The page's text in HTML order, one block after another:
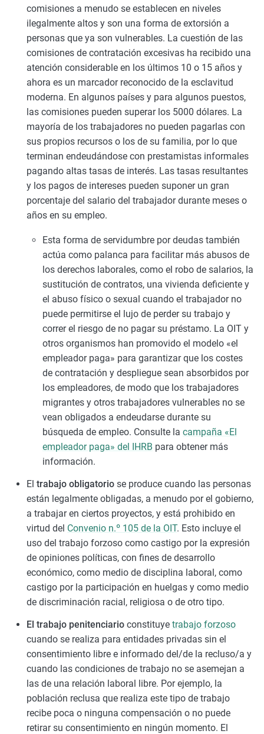
comisiones a menudo se establecen en niveles
ilegalmente altos y son una forma de extorsión a
personas que ya son vulnerables. La cuestión de las
comisiones de contratación excesivas ha recibido una
atención considerable en los últimos 10 o 15 años y
ahora es un marcador reconocido de la esclavitud
moderna. En algunos países y para algunos puestos,
las comisiones pueden superar los 5000 dólares. La
mayoría de los trabajadores no pueden pagarlas con
sus propios recursos o los de su familia, por lo que
terminan endeudándose con prestamistas informales
pagando altas tasas de interés. Las tasas resultantes
y los pagos de intereses pueden suponer un gran
porcentaje del salario del trabajador durante meses o
años en su empleo.
Esta forma de servidumbre por deudas también
actúa como palanca para facilitar más abusos de
los derechos laborales, como el robo de salarios, la
sustitución de contratos, una vivienda deficiente y
el abuso físico o sexual cuando el trabajador no
puede permitirse el lujo de perder su trabajo y
correr el riesgo de no pagar su préstamo. La OIT y
otros organismos han promovido el modelo «el
empleador paga» para garantizar que los costes
de contratación y despliegue sean absorbidos por
los empleadores, de modo que los trabajadores
migrantes y otros trabajadores vulnerables no se
vean obligados a endeudarse durante su
búsqueda de empleo. Consulte la campaña «El
empleador paga» del IHRB para obtener más
información.
El trabajo obligatoriose produce cuando las personas
están legalmente obligadas, a menudo por el gobierno,
a trabajar en ciertos proyectos, y está prohibido en
virtud del Convenio n.º 105 de la OIT. Esto incluye el
uso del trabajo forzoso como castigo por la expresión
de opiniones políticas, con fines de desarrollo
económico, como medio de disciplina laboral, como
castigo por la participación en huelgas y como medio
de discriminación racial, religiosa o de otro tipo.
El trabajo penitenciarioconstituye trabajo forzoso
cuando se realiza para entidades privadas sin el
consentimiento libre e informado del/de la recluso/a y
cuando las condiciones de trabajo no se asemejan a
las de una relación laboral libre. Por ejemplo, la
población reclusa que realiza este tipo de trabajo
recibe poca o ninguna compensación o no puede
retirar su consentimiento en ningún momento. El